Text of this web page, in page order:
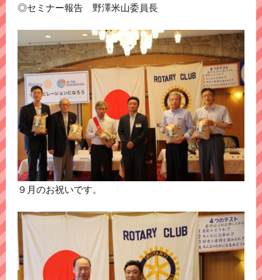
◎セミナー報告 野澤米山委員長
９月のお祝いです。